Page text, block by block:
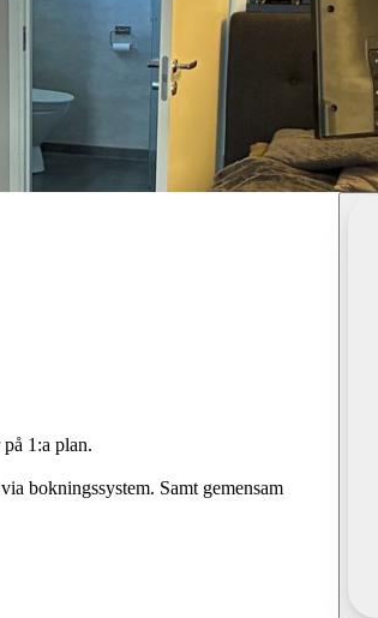
1:a plan.
bokningssystem. Samt gemensam